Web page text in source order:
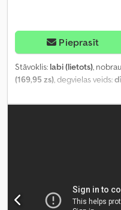
Pieprasīt
Stāvoklis: labi (lietots),
(169,95 zs), degvielas veids:
emisijas klase:Euro 6, krāsa: